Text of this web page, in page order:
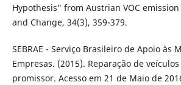
Hypothesis" from Austrian VOC
and Change, 34(3), 359-379.
SEBRAE - Serviço Brasileiro de Apoio às
Empresas. (2015). Reparação de
promissor. Acesso em 21 de Maio de